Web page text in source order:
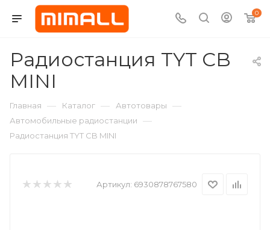
0
Радиостанция TYT CB
MINI
Главная — Каталог — Автотовары —
Автомобильные радиостанции —
Радиостанция TYT CB MINI
Артикул: 6930878767580